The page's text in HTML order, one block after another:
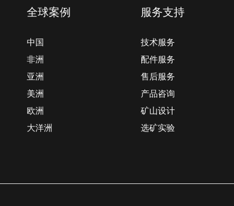
全球案例
中国
非洲
亚洲
美洲
欧洲
大洋洲
服务支持
技术服务
配件服务
售后服务
产品咨询
矿山设计
选矿实验